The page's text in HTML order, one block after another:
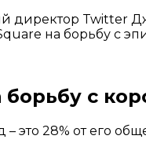
директор Twitter
на борьбу с
с
– это 28% от его